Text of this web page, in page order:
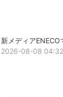
新メディアENECO
2026-08-08